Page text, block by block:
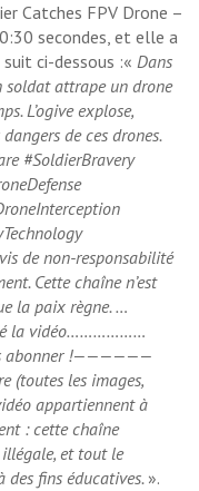
Catches FPV Drone –
secondes, et elle a
ci-dessous :« Dans
soldat attrape un drone
L’ogive explose,
de ces drones.
#SoldierBravery
de non-responsabilité
Cette chaîne n’est
la paix règne. …
la vidéo………………
abonner !——————
(toutes les images,
appartiennent à
: cette chaîne
et tout le
des fins éducatives. ».